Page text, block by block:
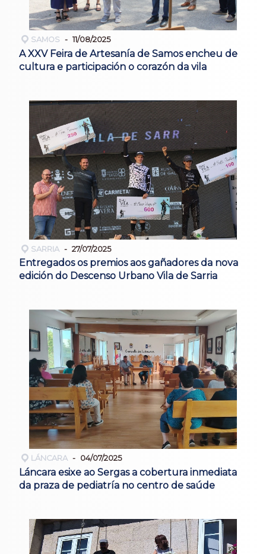
SAMOS 11/08/2025
A XXV Feira de Artesanía de Samos encheu de
cultura e participación o corazón da vila
SARRIA 27/07/2025
Entregados os premios aos gañadores da nova
edición do Descenso Urbano Vila de Sarria
LÁNCARA 04/07/2025
Láncara esixe ao Sergas a cobertura inmediata
da praza de pediatría no centro de saúde